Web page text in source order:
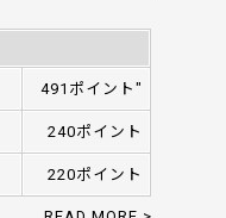
491ポイント"
240ポイント
220ポイント